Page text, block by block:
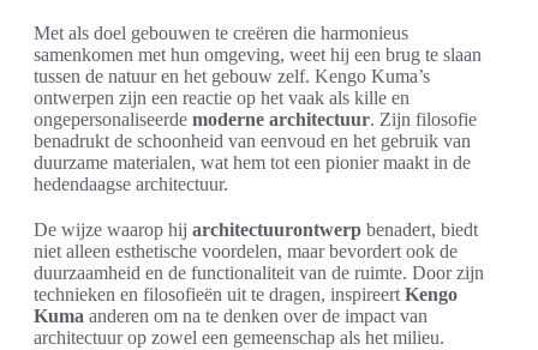
Met als doel gebouwen te creëren die harmonieus
samenkomen met hun omgeving, weet hij een brug te slaan
tussen de natuur en het gebouw zelf. Kengo Kuma’s
ontwerpen zijn een reactie op het vaak als kille en
ongepersonaliseerde moderne architectuur. Zijn filosofie
benadrukt de schoonheid van eenvoud en het gebruik van
duurzame materialen, wat hem tot een pionier maakt in de
hedendaagse architectuur.
De wijze waarop hij architectuurontwerp benadert, biedt
niet alleen esthetische voordelen, maar bevordert ook de
duurzaamheid en de functionaliteit van de ruimte. Door zijn
technieken en filosofieën uit te dragen, inspireert Kengo
Kuma anderen om na te denken over de impact van
architectuur op zowel een gemeenschap als het milieu.